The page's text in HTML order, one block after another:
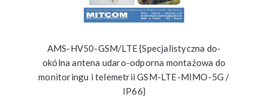
AMS-HV50-GSM/LTE {Specjalistyczna do-
okólna antena udaro-odporna montażowa do
monitoringu i telemetrii GSM-LTE-MIMO-5G /
IP66}